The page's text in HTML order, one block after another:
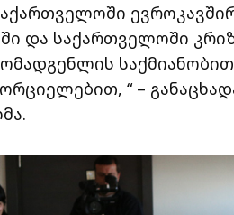
და საქართველოში
“ –